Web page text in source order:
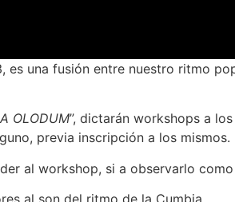
es una fusión entre nuestro ritmo
OLODUM”, dictarán workshops a
previa inscripción a los mismos.
al workshop, si a observarlo